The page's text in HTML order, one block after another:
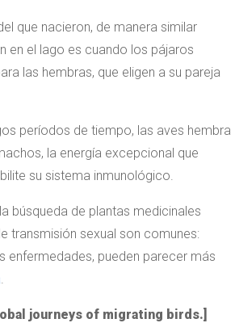
que nacieron, de manera similar
en el lago es cuando los pájaros
las hembras, que eligen a su pareja
períodos de tiempo, las aves hembra
la energía excepcional que
su sistema inmunológico.
búsqueda de plantas medicinales
transmisión sexual son comunes:
pueden parecer más
.
journeys of migrating birds.]